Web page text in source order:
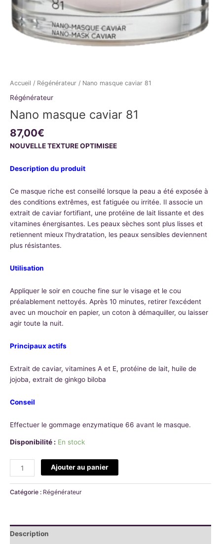
Accueil / Régénérateur / Nano masque caviar 81
Régénérateur
Nano masque caviar 81
87,00€
NOUVELLE TEXTURE OPTIMISEE
Description du produit
Ce masque riche est conseillé lorsque la peau a été exposée à
des conditions extrêmes, est fatiguée ou irritée. Il associe un
extrait de caviar fortifiant, une protéine de lait lissante et des
vitamines énergisantes. Les peaux sèches sont plus lisses et
retiennent mieux l’hydratation, les peaux sensibles deviennent
plus résistantes.
Utilisation
Appliquer le soir en couche fine sur le visage et le cou
préalablement nettoyés. Après 10 minutes, retirer l’excédent
avec un mouchoir en papier, un coton à démaquiller, ou laisser
agir toute la nuit.
Principaux actifs
Extrait de caviar, vitamines A et E, protéine de lait, huile de
jojoba, extrait de ginkgo biloba
Conseil
Effectuer le gommage enzymatique 66 avant le masque.
Disponibilité : En stock
Ajouter au panier
Catégorie : Régénérateur
Description